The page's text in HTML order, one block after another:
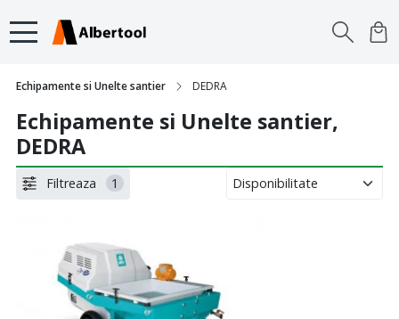
Echipamente si Unelte santier DEDRA
Echipamente si Unelte santier,
DEDRA
Filtreaza 1